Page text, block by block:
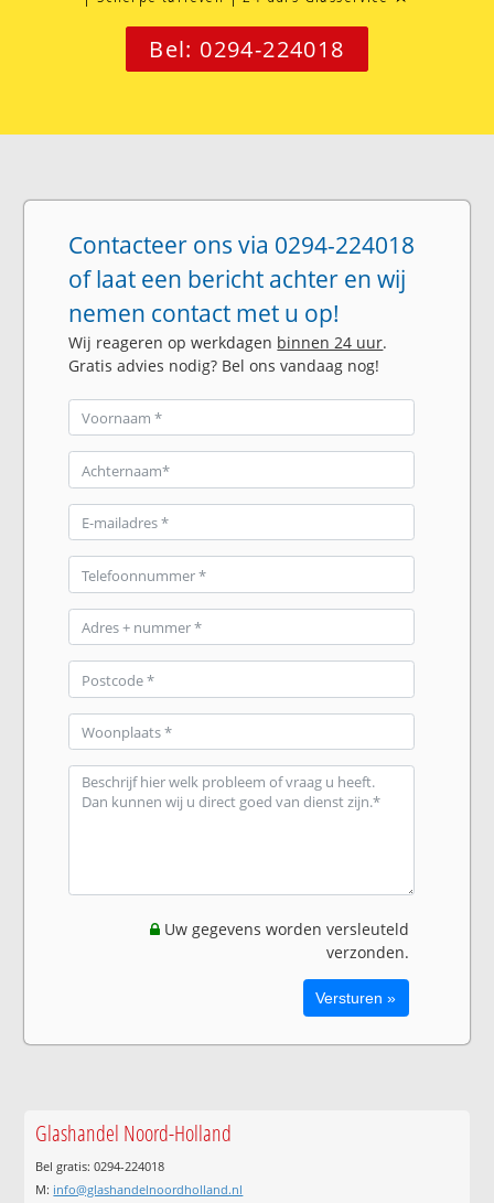
Bel: 0294-224018
Contacteer ons via 0294-224018
of laat een bericht achter en wij
nemen contact met u op!
Wij reageren op werkdagen binnen 24 uur.
Gratis advies nodig? Bel ons vandaag nog!
Uw gegevens worden versleuteld
verzonden.
Glashandel Noord-Holland
Bel gratis: 0294-224018
M: info@glashandelnoordholland.nl